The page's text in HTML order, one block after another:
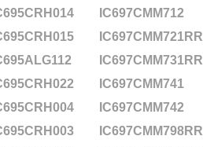
IC697CMM712
IC697CMM721RR
IC697CMM731RR
IC697CMM741
IC697CMM742
IC697CMM798RR